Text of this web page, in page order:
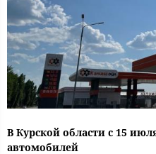
В Курской области с 15
автомобилей